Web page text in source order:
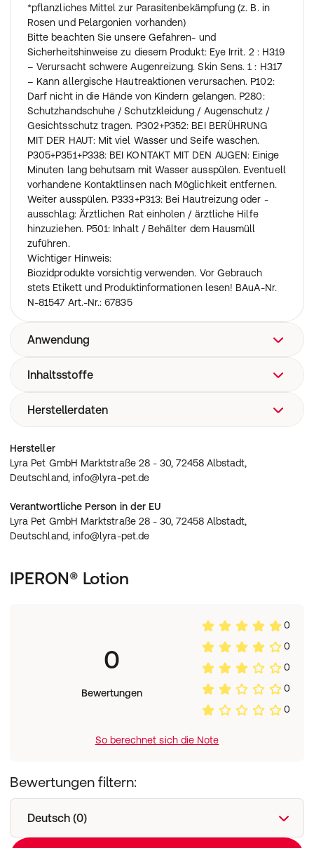
*pflanzliches Mittel zur Parasitenbekämpfung (z. B. in
Rosen und Pelargonien vorhanden)
Bitte beachten Sie unsere Gefahren- und
Sicherheitshinweise zu diesem Produkt: Eye Irrit. 2 : H319
– Verursacht schwere Augenreizung. Skin Sens. 1 : H317
– Kann allergische Hautreaktionen verursachen. P102:
Darf nicht in die Hände von Kindern gelangen. P280:
Schutzhandschuhe / Schutzkleidung / Augenschutz /
Gesichtsschutz tragen. P302+P352: BEI BERÜHRUNG
MIT DER HAUT: Mit viel Wasser und Seife waschen.
P305+P351+P338: BEI KONTAKT MIT DEN AUGEN: Einige
Minuten lang behutsam mit Wasser ausspülen. Eventuell
vorhandene Kontaktlinsen nach Möglichkeit entfernen.
Weiter ausspülen. P333+P313: Bei Hautreizung oder -
ausschlag: Ärztlichen Rat einholen / ärztliche Hilfe
hinzuziehen. P501: Inhalt / Behälter dem Hausmüll
zuführen.
Wichtiger Hinweis:
Biozidprodukte vorsichtig verwenden. Vor Gebrauch
stets Etikett und Produktinformationen lesen! BAuA-Nr.
N-81547 Art.-Nr.: 67835
Anwendung
siehe Artikelbeschreibung
Inhaltsstoffe
siehe Artikelbeschreibung
Herstellerdaten
Lyra Pet GmbH Marktstraße 28 - 30, 72458 Albstadt,
Deutschland, info@lyra-pet.de
Hersteller
Lyra Pet GmbH Marktstraße 28 - 30, 72458 Albstadt,
Deutschland, info@lyra-pet.de
Verantwortliche Person in der EU
Lyra Pet GmbH Marktstraße 28 - 30, 72458 Albstadt,
Deutschland, info@lyra-pet.de
IPERON® Lotion
0
Bewertungen
0
0
0
0
0
So berechnet sich die Note
Bewertungen filtern:
Deutsch (0)